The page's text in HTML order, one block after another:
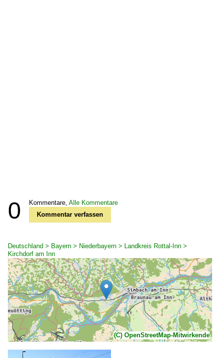
0 Kommentare, Alle Kommentare
Kommentar verfassen
Deutschland > Bayern > Niederbayern > Landkreis Rottal-Inn >
Kirchdorf am Inn
(C) OpenStreetMap-Mitwirkende